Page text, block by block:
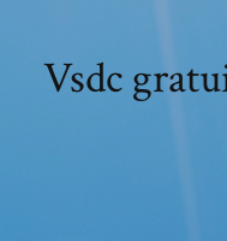
Vsdc